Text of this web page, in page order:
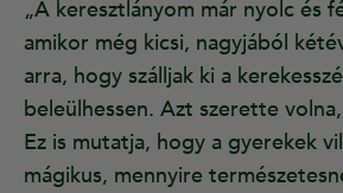
„A keresztlányom már nyolc és
amikor még kicsi, nagyjából
arra, hogy szálljak ki a
beleülhessen. Azt szerette
Ez is mutatja, hogy a gyerekek
mágikus, mennyire